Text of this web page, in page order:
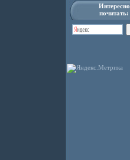
Интересно
почитать: